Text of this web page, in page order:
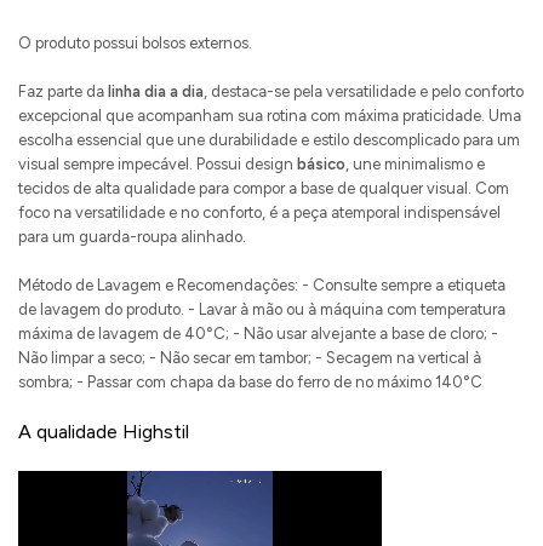
O produto possui bolsos externos.
Faz parte da linha dia a dia, destaca-se pela versatilidade e pelo conforto
excepcional que acompanham sua rotina com máxima praticidade. Uma
escolha essencial que une durabilidade e estilo descomplicado para um
visual sempre impecável. Possui design básico, une minimalismo e
tecidos de alta qualidade para compor a base de qualquer visual. Com
foco na versatilidade e no conforto, é a peça atemporal indispensável
para um guarda-roupa alinhado.
Método de Lavagem e Recomendações: - Consulte sempre a etiqueta
de lavagem do produto. - Lavar à mão ou à máquina com temperatura
máxima de lavagem de 40°C; - Não usar alvejante a base de cloro; -
Não limpar a seco; - Não secar em tambor; - Secagem na vertical à
sombra; - Passar com chapa da base do ferro de no máximo 140°C
A qualidade Highstil